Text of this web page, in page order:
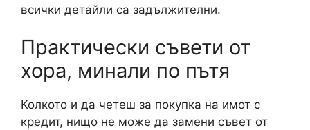
всички детайли са задължителни.
Практически съвети от
хора, минали по пътя
Колкото и да четеш за покупка на имот с
кредит, нищо не може да замени съвет от